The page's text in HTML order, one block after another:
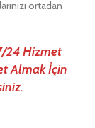
ortadan
24 Hizmet
Almak İçin